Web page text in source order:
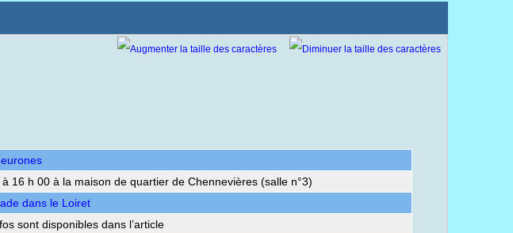
à 16 h 00 à la maison de quartier de Chennevières (salle n°3)
dans le Loiret
sont disponibles dans l’article